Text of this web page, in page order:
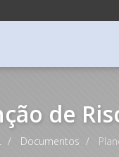
de
Documentos